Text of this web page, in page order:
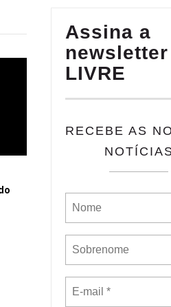
Assina a
LIVRE
RECEBE AS